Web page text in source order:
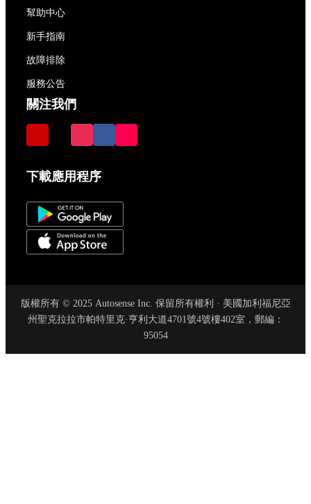
幫助中心
新手指南
故障排除
服務公告
關注我們
下載應用程序
版權所有 © 2025 Autosense Inc. 保留所有權利 · 美國加利福尼亞
州聖克拉拉市帕特里克·亨利大道4701號4號樓402室，郵編：
95054